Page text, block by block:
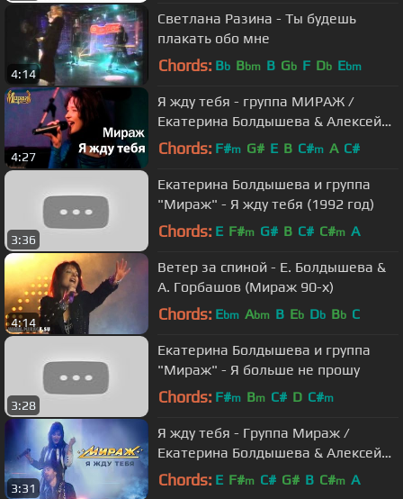
4:14
Светлана Разина - Ты будешь
плакать обо мне
Chords: Bb Bbm B Gb F Db Ebm
4:27
Я жду тебя - группа МИРАЖ /
Екатерина Болдышева & Алексей
Горбашов
Chords: F#m G# E B C#m A C#
3:36
Екатерина Болдышева и группа
"Мираж" - Я жду тебя (1992 год)
Chords: E F#m G# B C# C#m A
4:14
Ветер за спиной - Е. Болдышева &
А. Горбашов (Мираж 90-х)
Chords: Ebm Abm B Eb Db Bb C
3:28
Екатерина Болдышева и группа
"Мираж" - Я больше не прошу
Chords: F#m Bm C# D C#m
3:31
Я жду тебя - Группа Мираж /
Екатерина Болдышева & Алексей
Горбашов (1992 г.)
Chords: E F#m C# G# B C#m A